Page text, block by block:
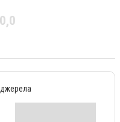
0,0
джерела